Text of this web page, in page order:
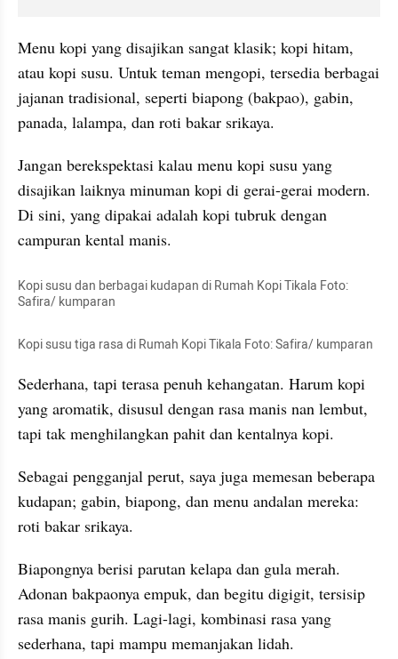
Menu kopi yang disajikan sangat klasik; kopi hitam,
atau kopi susu. Untuk teman mengopi, tersedia berbagai
jajanan tradisional, seperti biapong (bakpao), gabin
panada, lalampa, dan roti bakar srikaya.
Jangan berekspektasi kalau menu kopi susu yang
disajikan laiknya minuman kopi di gerai-gerai modern.
Di sini, yang dipakai adalah kopi tubruk dengan
campuran kental manis.
Kopi susu dan berbagai kudapan di Rumah Kopi Tikala Foto:
Safira/ kumparan
Kopi susu tiga rasa di Rumah Kopi Tikala Foto: Safira/ kumparan
Sederhana, tapi terasa penuh kehangatan. Harum kopi
yang aromatik, disusul dengan rasa manis nan lembut,
tapi tak menghilangkan pahit dan kentalnya kopi.
Sebagai pengganjal perut, saya juga memesan beberapa
kudapan; gabin, biapong, dan menu andalan mereka:
roti bakar srikaya.
Biapongnya berisi parutan kelapa dan gula merah.
Adonan bakpaonya empuk, dan begitu digigit, tersisip
rasa manis gurih. Lagi-lagi, kombinasi rasa yang
sederhana, tapi mampu memanjakan lidah.